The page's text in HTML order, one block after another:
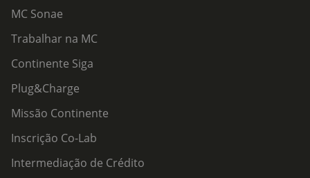
MC Sonae
Trabalhar na MC
Continente Siga
Plug&Charge
Missão Continente
Inscrição Co-Lab
Intermediação de Crédito